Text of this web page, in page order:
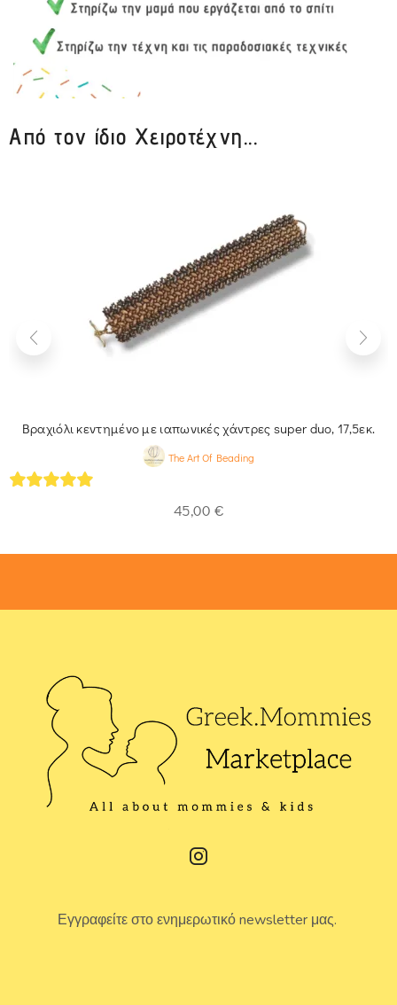
Από τον ίδιο Χειροτέχνη...
Βραχιόλι κεντημένο με ιαπωνικές χάντρες super duo, 17,5εκ.
The Art Of Beading
45,00 €
Εγγραφείτε στο ενημερωτικό newsletter μας.